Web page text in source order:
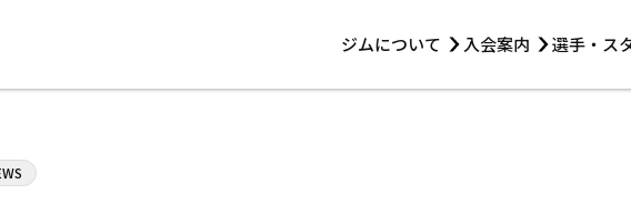
ジムについて 入会案内 選手・ス
7222